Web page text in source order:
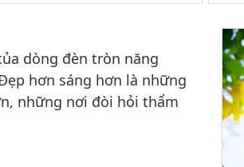
dòng đèn tròn năng
hơn sáng hơn là những
những nơi đòi hỏi thẩm